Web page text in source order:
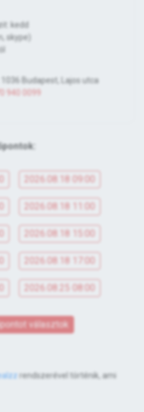
kedd
skype)
Budapest, Lajos utca
940 0099
2026.08.18 09:00
2026.08.18 11:00
2026.08.18 15:00
2026.08.18 17:00
2026.08.25 08:00
választok
rendszerével történik, ami